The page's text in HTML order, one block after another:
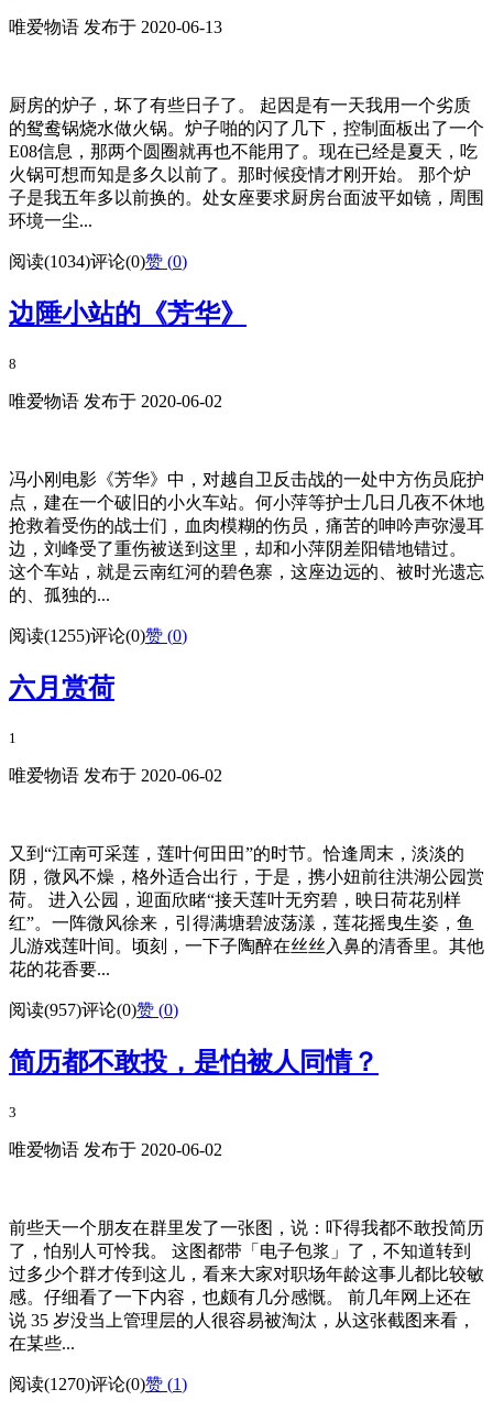
唯爱物语 发布于 2020-06-13
厨房的炉子，坏了有些日子了。 起因是有一天我用一个劣质
的鸳鸯锅烧水做火锅。炉子啪的闪了几下，控制面板出了一个
E08信息，那两个圆圈就再也不能用了。现在已经是夏天，吃
火锅可想而知是多久以前了。那时候疫情才刚开始。 那个炉
子是我五年多以前换的。处女座要求厨房台面波平如镜，周围
环境一尘...
阅读(1034)评论(0)赞 (0)
边陲小站的《芳华》
8
唯爱物语 发布于 2020-06-02
冯小刚电影《芳华》中，对越自卫反击战的一处中方伤员庇护
点，建在一个破旧的小火车站。何小萍等护士几日几夜不休地
抢救着受伤的战士们，血肉模糊的伤员，痛苦的呻吟声弥漫耳
边，刘峰受了重伤被送到这里，却和小萍阴差阳错地错过。
这个车站，就是云南红河的碧色寨，这座边远的、被时光遗忘
的、孤独的...
阅读(1255)评论(0)赞 (0)
六月赏荷
1
唯爱物语 发布于 2020-06-02
又到“江南可采莲，莲叶何田田”的时节。恰逢周末，淡淡的
阴，微风不燥，格外适合出行，于是，携小妞前往洪湖公园赏
荷。 进入公园，迎面欣睹“接天莲叶无穷碧，映日荷花别样
红”。一阵微风徐来，引得满塘碧波荡漾，莲花摇曳生姿，鱼
儿游戏莲叶间。顷刻，一下子陶醉在丝丝入鼻的清香里。其他
花的花香要...
阅读(957)评论(0)赞 (0)
简历都不敢投，是怕被人同情？
3
唯爱物语 发布于 2020-06-02
前些天一个朋友在群里发了一张图，说：吓得我都不敢投简历
了，怕别人可怜我。 这图都带「电子包浆」了，不知道转到
过多少个群才传到这儿，看来大家对职场年龄这事儿都比较敏
感。仔细看了一下内容，也颇有几分感慨。 前几年网上还在
说 35 岁没当上管理层的人很容易被淘汰，从这张截图来看，
在某些...
阅读(1270)评论(0)赞 (1)